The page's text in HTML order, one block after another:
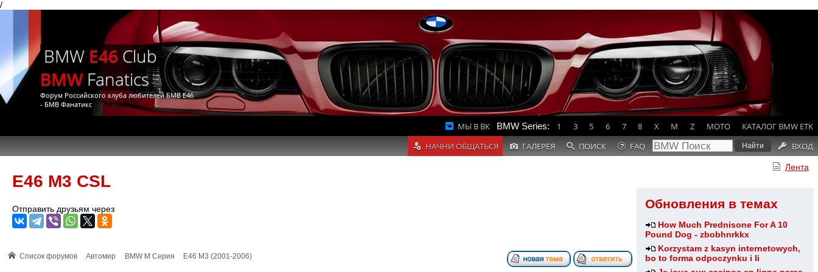
/
BMW E46 Club
BMWFanatics
Форум Российского клуба любителей БМВ Е46
- БМВ Фанатикс
МЫ В ВК BMW Series: 1 3 5 6 7 8 X M Z MOTO
КАТАЛОГ BMW ETK
НАЧНИ ОБЩАТЬСЯ
ГАЛЕРЕЯ ПОИСК FAQ ВХОД
Лента
Обновления в темах
How Much Prednisone For A 10
Pound Dog - zbobhnrkkx
Korzystam z kasyn internetowych,
bo to forma odpoczynku i li
E46 M3 CSL
Отправить друзьям через
Список форумов Автомир BMW M Серия E46 M3 (2001-2006)